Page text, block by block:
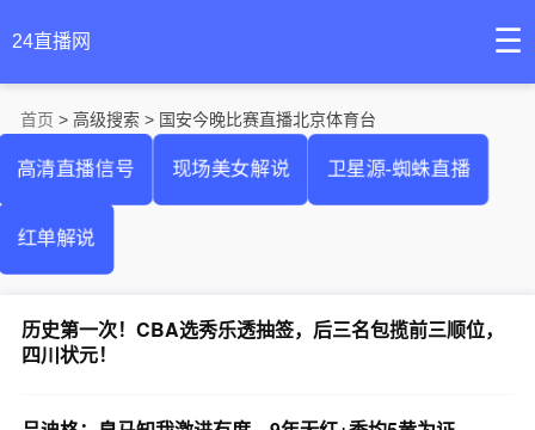
24直播网 ☰
首页 > 高级搜索 > 国安今晚比赛直播北京体育台
高清直播信号 现场美女解说 卫星源-蜘蛛直播
红单解说
历史第一次！CBA选秀乐透抽签，后三名包揽前三顺位，
四川状元！